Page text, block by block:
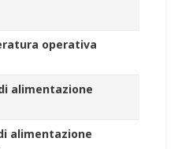
operativa
alimentazione
alimentazione